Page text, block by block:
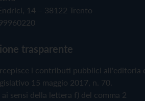
14 – 38122 Trento
trasparente
i contributi pubblici all'editoria
15 maggio 2017, n. 70.
ai sensi della lettera f) del comma 2